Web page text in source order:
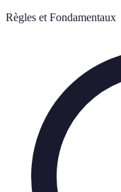
Règles et Fondamentaux